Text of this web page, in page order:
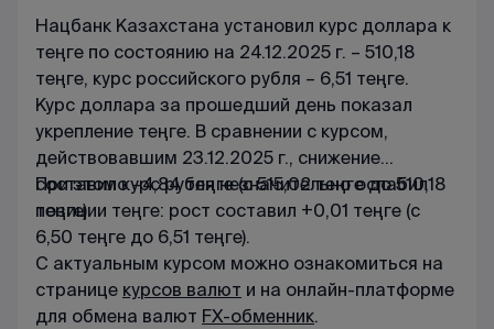
Нацбанк Казахстана установил курс доллара к
теңге по состоянию на 24.12.2025 г. – 510,18
теңге, курс российского рубля – 6,51 теңге.
Курс доллара за прошедший день показал
укрепление теңге. В сравнении с курсом,
действовавшим 23.12.2025 г., снижение
составило –4,84 теңге (с 515,02 теңге до 510,18
теңге).
При этом курс рубля незначительно ослабил
позиции теңге: рост составил +0,01 теңге (с
6,50 теңге до 6,51 теңге).
С актуальным курсом можно ознакомиться на
странице курсов валют и на онлайн-платформе
для обмена валют FX-обменник.